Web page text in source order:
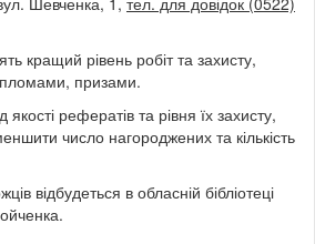
кращий рівень робіт та захисту,
призами.
якості рефератів та рівня їх захисту,
число нагороджених та кількість
відбудеться в обласній бібліотеці